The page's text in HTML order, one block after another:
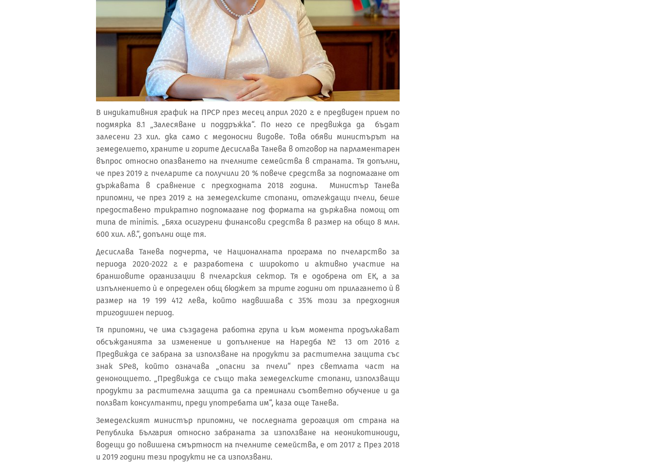
В индикативния график на ПРСР през месец април 2020 г. е предвиден прием по
подмярка 8.1 „Залесяване и поддръжка“. По него се предвижда да бъдат
залесени 23 хил. дка само с медоносни видове. Това обяви министърът на
земеделието, храните и горите Десислава Танева в отговор на парламентарен
въпрос относно опазването на пчелните семейства в страната. Тя допълни,
че през 2019 г. пчеларите са получили 20 % повече средства за подпомагане от
държавата в сравнение с предходната 2018 година. Министър Танева
припомни, че през 2019 г. на земеделските стопани, отглеждащи пчели, беше
предоставено трикратно подпомагане под формата на държавна помощ от
типа de minimis. „Бяха осигурени финансови средства в размер на общо 8 млн.
600 хил. лв.“, допълни още тя.
Десислава Танева подчерта, че Националната програма по пчеларство за
периода 2020-2022 г. е разработена с широкото и активно участие на
браншовите организации в пчеларския сектор. Тя е одобрена от ЕК, а за
изпълнението ѝ е определен общ бюджет за трите години от прилагането ѝ в
размер на 19 199 412 лева, който надвишава с 35% този за предходния
тригодишен период.
Тя припомни, че има създадена работна група и към момента продължават
обсъжданията за изменение и допълнение на Наредба № 13 от 2016 г.
Предвижда се забрана за използване на продукти за растителна защита със
знак SPe8, който означава „опасни за пчели“ през светлата част на
денонощието. „Предвижда се също така земеделските стопани, използващи
продукти за растителна защита да са преминали съответно обучение и да
ползват консултанти, преди употребата им“, каза още Танева.
Земеделският министър припомни, че последната дерогация от страна на
Република България относно забраната за използване на неоникотиноиди,
водещи до повишена смъртност на пчелните семейства, е от 2017 г. През 2018
и 2019 години тези продукти не са използвани.